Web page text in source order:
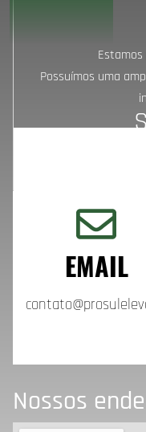
Possuímos uma
EMAIL
Nossos